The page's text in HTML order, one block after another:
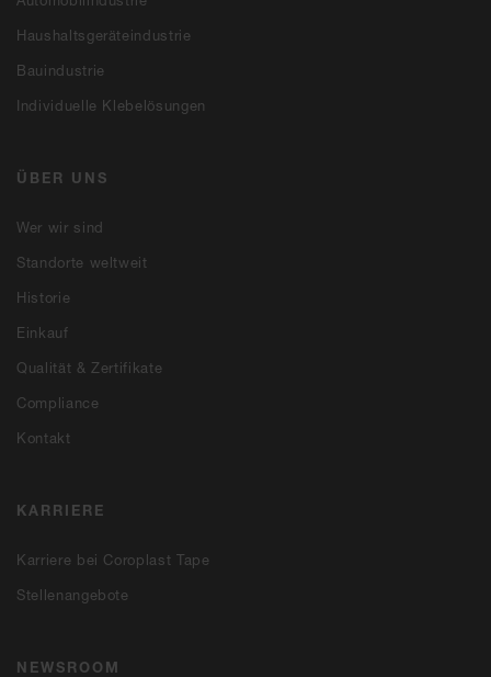
Haushaltsgeräteindustrie
Bauindustrie
Individuelle Klebelösungen
ÜBER UNS
Wer wir sind
Standorte weltweit
Historie
Einkauf
Qualität & Zertifikate
Compliance
Kontakt
KARRIERE
Karriere bei Coroplast Tape
Stellenangebote
NEWSROOM